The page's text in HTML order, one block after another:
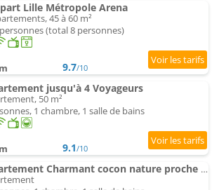
Lille Métropole Arena
45 à 60 m²
(total 8 personnes)
9.7/10
jusqu'à 4 Voyageurs
50 m²
1 chambre, 1 salle de bains
9.1/10
Appartement Charmant cocon nature proche centre